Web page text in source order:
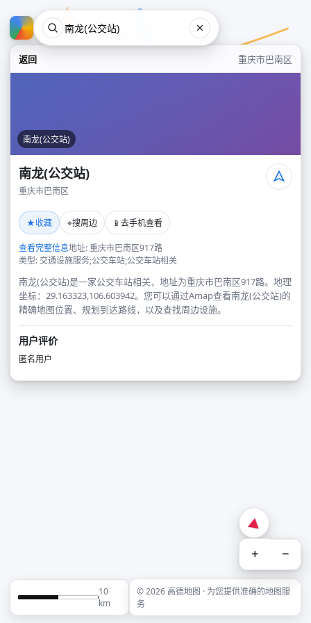
返回 重庆市巴南区
南龙(公交站)
南龙(公交站)
重庆市巴南区
★收藏 ⌖搜周边 📱 去手机查看
查看完整信息地址: 重庆市巴南区917路
类型: 交通设施服务;公交车站;公交车站相关
南龙(公交站)是一家公交车站相关，地址为重庆市巴南区917路。地理
坐标：29.163323,106.603942。您可以通过Amap查看南龙(公交站)的
精确地图位置、规划到达路线，以及查找周边设施。
用户评价
匿名用户
+ −
10
km
© 2026 高德地图 · 为您提供准确的地图服
务